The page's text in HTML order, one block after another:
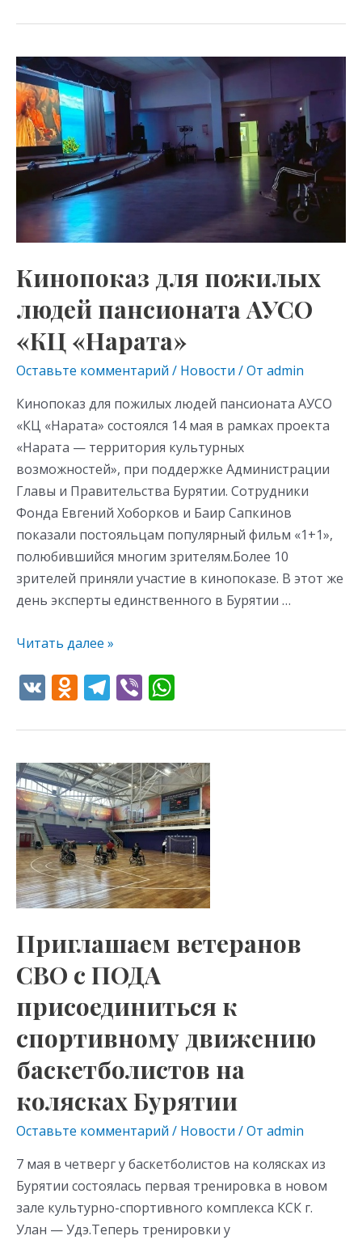
n
o
kl
as
s
ni
ki
e
gr
a
m
er at
s
A
p
p
Кинопоказ для пожилых
людей пансионата АУСО
«КЦ «Нарата»
Оставьте комментарий / Новости / От admin
Кинопоказ для пожилых людей пансионата АУСО
«КЦ «Нарата» состоялся 14 мая в рамках проекта
«Нарата — территория культурных
возможностей», при поддержке Администрации
Главы и Правительства Бурятии. Сотрудники
Фонда Евгений Хоборков и Баир Сапкинов
показали постояльцам популярный фильм «1+1»,
полюбившийся многим зрителям.Более 10
зрителей приняли участие в кинопоказе. В этот же
день эксперты единственного в Бурятии …
Кинопоказ
для
пожилых
людей
пансионата
АУСО
«КЦ
«Нарата»
Читать далее »
V O
n
o
kl
as
s
ni
ki
T
e
gr
a
m
Vi
er at
s
A
p
p
Приглашаем ветеранов
СВО с ПОДА
присоединиться к
спортивному движению
баскетболистов на
колясках Бурятии
Оставьте комментарий / Новости / От admin
7 мая в четверг у баскетболистов на колясках из
Бурятии состоялась первая тренировка в новом
зале культурно-спортивного комплекса КСК г.
Улан — Удэ.Теперь тренировки у
Приглашаем
ветеранов
СВО
с
ПОДА
присоединиться
к
движению
баскетболистов
колясках
Бурятии